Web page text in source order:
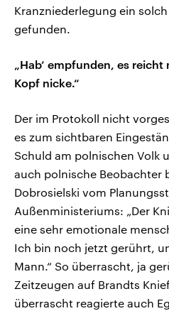
Kranzniederlegung ein
gefunden.
„Hab‘ empfunden, es
Kopf nicke.“
Der im Protokoll nicht
es zum sichtbaren
Schuld am polnischen Volk
auch polnische Beobachter
Dobrosielski vom
Außenministeriums: „Der
eine sehr emotionale
Ich bin noch jetzt gerührt,
Mann.“ So überrascht, ja
Zeitzeugen auf Brandts
überrascht reagierte auch